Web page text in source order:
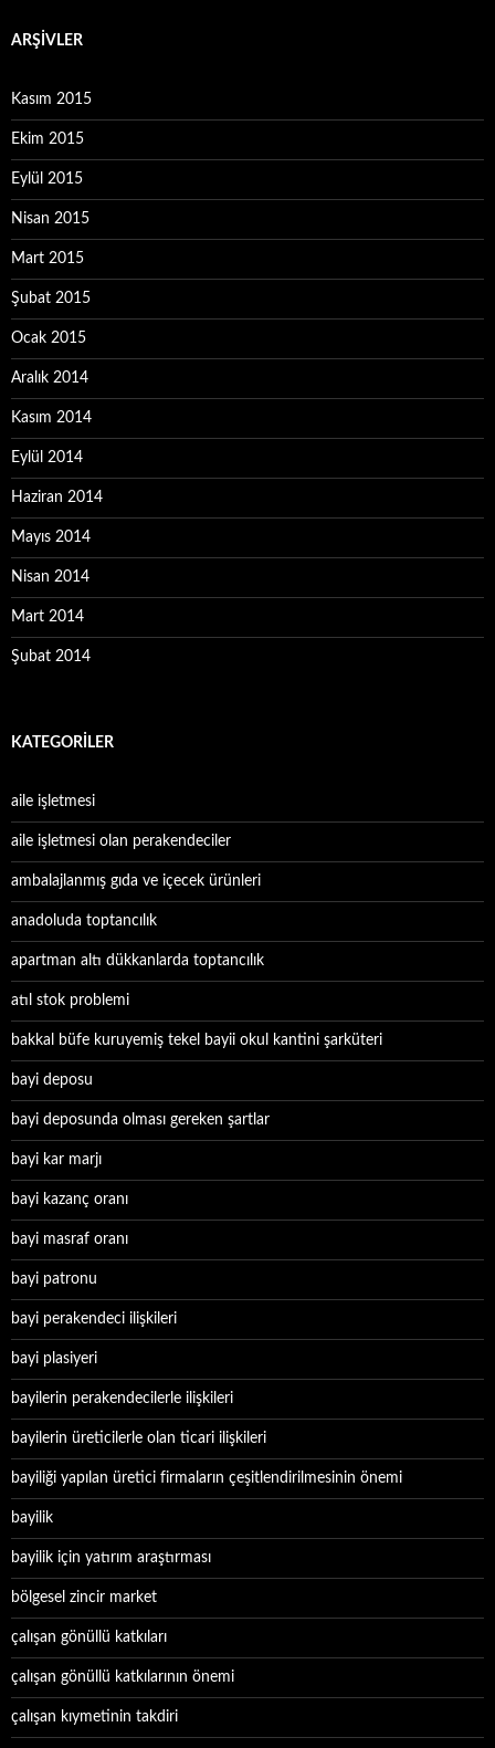
ARŞIVLER
Kasım 2015
Ekim 2015
Eylül 2015
Nisan 2015
Mart 2015
Şubat 2015
Ocak 2015
Aralık 2014
Kasım 2014
Eylül 2014
Haziran 2014
Mayıs 2014
Nisan 2014
Mart 2014
Şubat 2014
KATEGORILER
aile işletmesi
aile işletmesi olan perakendeciler
ambalajlanmış gıda ve içecek ürünleri
anadoluda toptancılık
apartman altı dükkanlarda toptancılık
atıl stok problemi
bakkal büfe kuruyemiş tekel bayii okul kantini şarküteri
bayi deposu
bayi deposunda olması gereken şartlar
bayi kar marjı
bayi kazanç oranı
bayi masraf oranı
bayi patronu
bayi perakendeci ilişkileri
bayi plasiyeri
bayilerin perakendecilerle ilişkileri
bayilerin üreticilerle olan ticari ilişkileri
bayiliği yapılan üretici firmaların çeşitlendirilmesinin önemi
bayilik
bayilik için yatırım araştırması
bölgesel zincir market
çalışan gönüllü katkıları
çalışan gönüllü katkılarının önemi
çalışan kıymetinin takdiri